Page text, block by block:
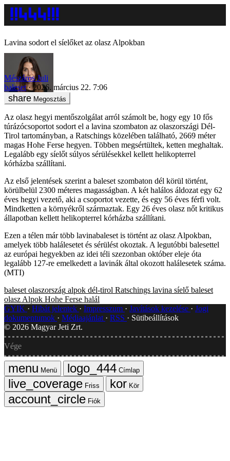
Lavina sodort el síelőket az olasz Alpokban
Mészáros Juli
baleset
2026. március 22. 7:06
Megosztás
Az olasz hegyi mentőszolgálat arról számolt be, hogy egy 10 fős
túrázócsoportot sodort el a lavina szombaton az olaszországi Dél-
Tirol tartományban, a Ratschings közelében található, 2669 méter
magas Hohe Ferse hegyen. Többen megsértültek, ketten meghaltak.
Legalább egy síelőt súlyos sérülésekkel kellett helikopterrel
kórházba szállítani.
Az első jelentések szerint a baleset szombaton dél körül történt,
körülbelül 2300 méteres magasságban. A két halálos áldozat egy 62
éves hegyi vezető, aki a csoportot vezette, és egy 56 éves férfi volt.
Mindketten a környékről származtak. Egy 26 éves olasz nőt kritikus
állapotban kellett helikopterrel kórházba szállítani.
Ezen a télen már több lavinabaleset is történt az olasz Alpokban,
amelyek több halálesetet és sérülést okoztak. A legutóbbi balesettel
az európai hegyekben az idei téli szezonban október eleje óta
legalább 127-re emelkedett a lavinák által okozott halálesetek száma.
(MTI)
baleset olaszország alpok dél-tirol Ratschings lavina síelő baleset
olasz Alpok Hohe Ferse halál
GYIK
Hibát jelentek Impresszum Javítások kezelése
Jogi
dokumentumok
Médiaajánlat RSS
Sütibeállítások
© 2026 Magyar Jeti Zrt.
Vége
Menü
Címlap
Friss
Kör
Fiók